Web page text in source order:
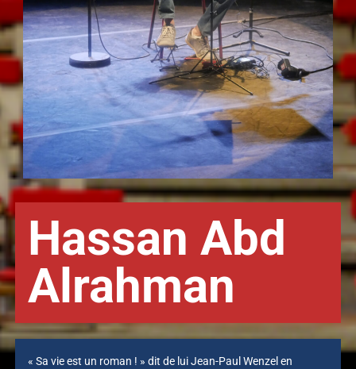
Hassan Abd
Alrahman
« Sa vie est un roman ! » dit de lui Jean-Paul Wenzel en